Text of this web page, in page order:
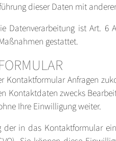
dieser Daten mit
Datenverarbeitung ist Art. 6
gestattet.
Kontaktformular Anfragen
Kontaktdaten zwecks
Ihre Einwilligung weiter.
der in das Kontaktformular